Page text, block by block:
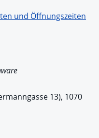
und Öffnungszeiten
13), 1070